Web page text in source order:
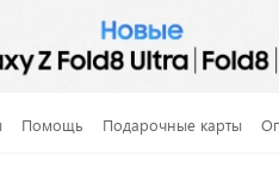
Помощь Подарочные карты